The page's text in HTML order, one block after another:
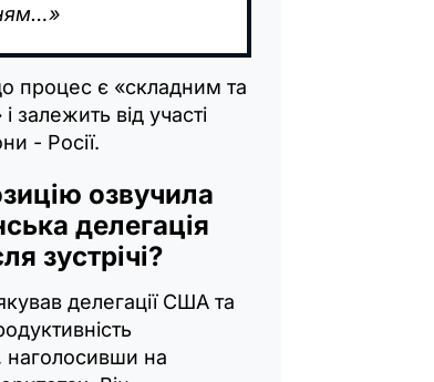
процес є «складним та
залежить від участі
- Росії.
озвучила
делегація
зустрічі?
делегації США та
наголосивши на